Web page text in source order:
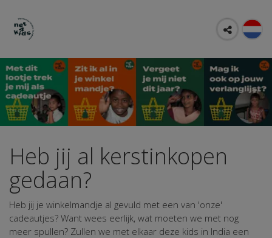
Heb jij al kerstinkopen
gedaan?
Heb jij je winkelmandje al gevuld met een van 'onze'
cadeautjes? Want wees eerlijk, wat moeten we met nog
meer spullen? Zullen we met elkaar deze kids in India een